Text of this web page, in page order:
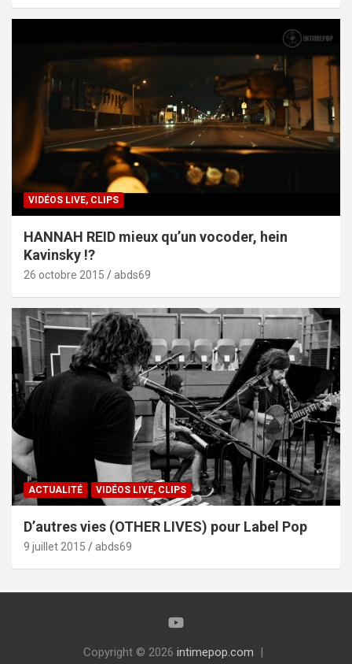
VIDÉOS LIVE, CLIPS
HANNAH REID mieux qu’un vocoder, hein
Kavinsky !?
26 octobre 2015 abds69
ACTUALITÉ VIDÉOS LIVE, CLIPS
D’autres vies (OTHER LIVES) pour Label Pop
9 juillet 2015 abds69
Copyright © 2026 intimepop.com